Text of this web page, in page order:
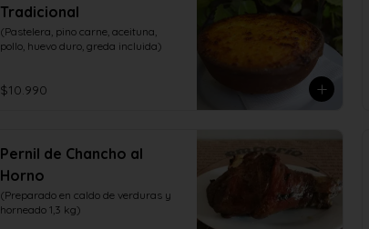
Tradicional
(Pastelera, pino carne, aceituna,
pollo, huevo duro, greda incluida)
$10.990
Pernil de Chancho al
Horno
(Preparado en caldo de verduras y
horneado 1,3 kg)